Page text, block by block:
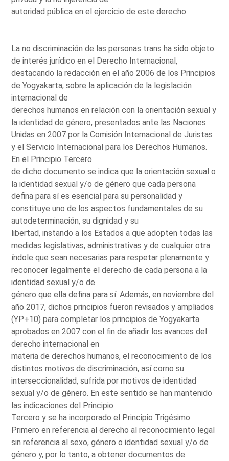
autoridad pública en el ejercicio de este derecho.
La no discriminación de las personas trans ha sido objeto
de interés jurídico en el Derecho Internacional,
destacando la redacción en el año 2006 de los Principios
de Yogyakarta, sobre la aplicación de la legislación
internacional de
derechos humanos en relación con la orientación sexual y
la identidad de género, presentados ante las Naciones
Unidas en 2007 por la Comisión Internacional de Juristas
y el Servicio Internacional para los Derechos Humanos.
En el Principio Tercero
de dicho documento se indica que la orientación sexual o
la identidad sexual y/o de género que cada persona
defina para sí es esencial para su personalidad y
constituye uno de los aspectos fundamentales de su
autodeterminación, su dignidad y su
libertad, instando a los Estados a que adopten todas las
medidas legislativas, administrativas y de cualquier otra
índole que sean necesarias para respetar plenamente y
reconocer legalmente el derecho de cada persona a la
identidad sexual y/o de
género que ella defina para sí. Además, en noviembre del
año 2017, dichos principios fueron revisados y ampliados
(YP+10) para completar los principios de Yogyakarta
aprobados en 2007 con el fin de añadir los avances del
derecho internacional en
materia de derechos humanos, el reconocimiento de los
distintos motivos de discriminación, así corno su
interseccionalidad, sufrida por motivos de identidad
sexual y/o de género. En este sentido se han mantenido
las indicaciones del Principio
Tercero y se ha incorporado el Principio Trigésimo
Primero en referencia al derecho al reconocimiento legal
sin referencia al sexo, género o identidad sexual y/o de
género y, por lo tanto, a obtener documentos de